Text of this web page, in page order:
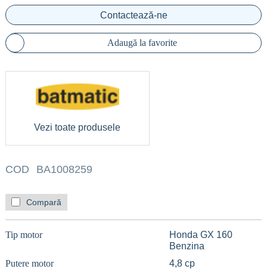
Compară
Tip motor
Honda GX 160
Benzina
Putere motor
4,8 cp
COD BA1008259
Contactează-ne
Adaugă la favorite
Vezi toate produsele